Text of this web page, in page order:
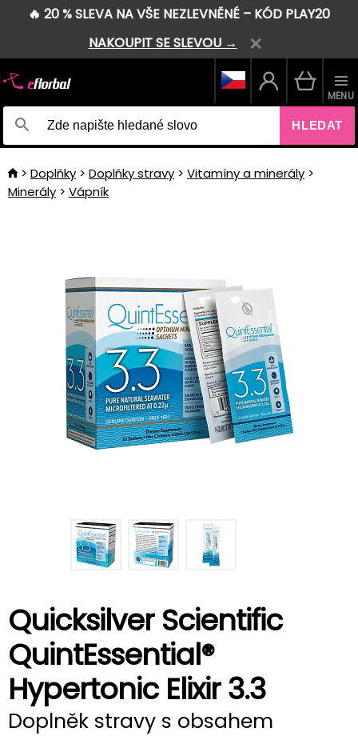
🔥 20 % SLEVA NA VŠE NEZLEVNĚNÉ – KÓD PLAY20
NAKOUPIT SE SLEVOU →
HLEDAT
MENU
Doplňky Doplňky stravy
Vitamíny a minerály
Minerály
Vápník
Quicksilver Scientific
QuintEssential®
Hypertonic Elixir 3.3
Doplněk stravy s obsahem